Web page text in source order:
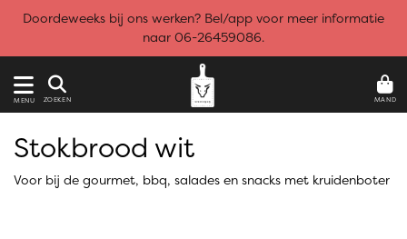
Doordeweeks bij ons werken? Bel/app voor meer informatie
naar 06-26459086.
MENU ZOEKEN MAND
Stokbrood wit
Voor bij de gourmet, bbq, salades en snacks met kruidenboter